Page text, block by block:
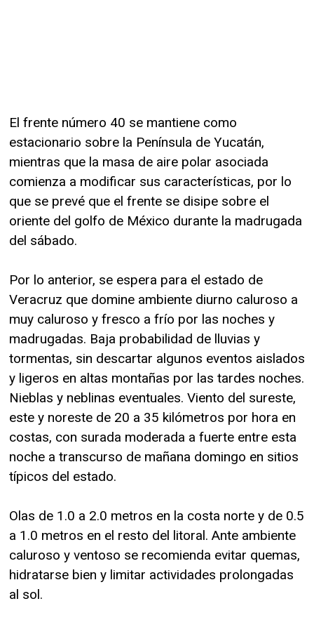
El frente número 40 se mantiene como
estacionario sobre la Península de Yucatán,
mientras que la masa de aire polar asociada
comienza a modificar sus características, por lo
que se prevé que el frente se disipe sobre el
oriente del golfo de México durante la madrugada
del sábado.
Por lo anterior, se espera para el estado de
Veracruz que domine ambiente diurno caluroso a
muy caluroso y fresco a frío por las noches y
madrugadas. Baja probabilidad de lluvias y
tormentas, sin descartar algunos eventos aislados
y ligeros en altas montañas por las tardes noches.
Nieblas y neblinas eventuales. Viento del sureste,
este y noreste de 20 a 35 kilómetros por hora en
costas, con surada moderada a fuerte entre esta
noche a transcurso de mañana domingo en sitios
típicos del estado.
Olas de 1.0 a 2.0 metros en la costa norte y de 0.5
a 1.0 metros en el resto del litoral. Ante ambiente
caluroso y ventoso se recomienda evitar quemas,
hidratarse bien y limitar actividades prolongadas
al sol.